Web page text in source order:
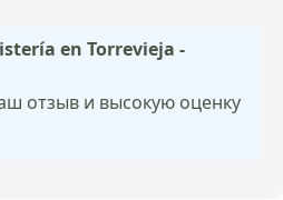
en Torrevieja -
отзыв и высокую оценку